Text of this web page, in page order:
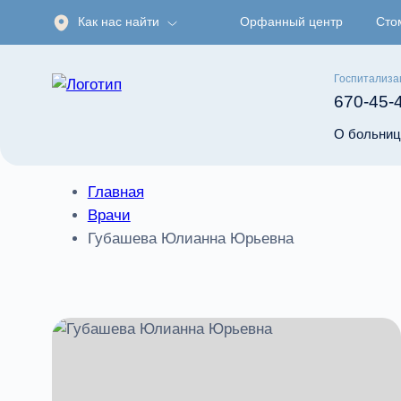
Как нас найти Орфанный центр
670-45-
О
Главная
Врачи
Губашева Юлианна Юрьевна